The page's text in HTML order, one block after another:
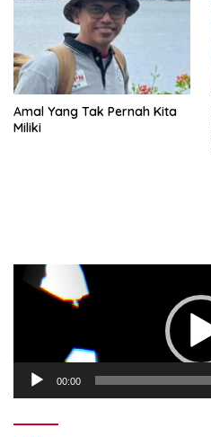
Amal Yang Tak Pernah Kita
Miliki
Pemutar
Video
00:00